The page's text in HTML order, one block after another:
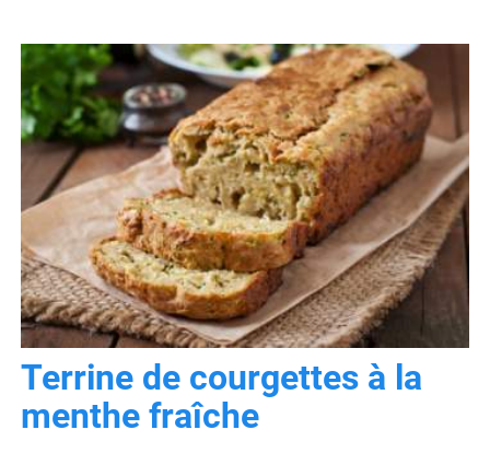
Terrine de courgettes à la
menthe fraîche